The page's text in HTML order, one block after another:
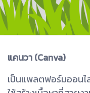
แคนวา (Canva)
เป็นแพลตฟอร์มออน